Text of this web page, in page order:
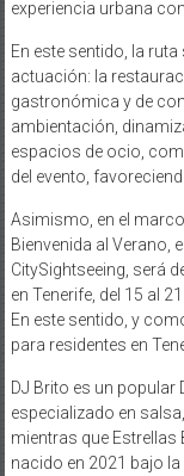
experiencia urbana
En este sentido, la
actuación: la
gastronómica y de
ambientación,
espacios de ocio,
del evento,
Asimismo, en el
Bienvenida al Verano,
CitySightseeing, será
en Tenerife, del 15 al
En este sentido, y
para residentes en
DJ Brito es un popular
especializado en
mientras que Estrellas
nacido en 2021 bajo